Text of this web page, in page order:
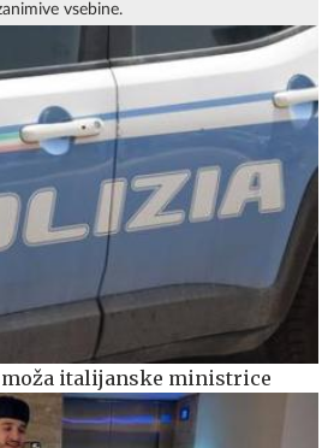
vsebine.
italijanske ministrice